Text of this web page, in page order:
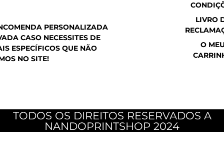
PERSONALIZADA
CASO NECESSITES DE
ESPECÍFICOS QUE NÃO
NO SITE!
LIVRO
O
TODOS OS DIREITOS RESERVADOS A
NANDOPRINTSHOP 2024